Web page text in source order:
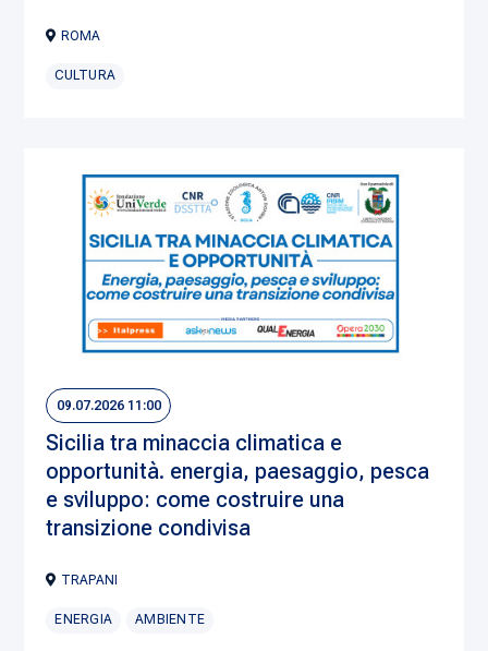
ROMA
CULTURA
09.07.2026 11:00
Sicilia tra minaccia climatica e
opportunità. energia, paesaggio, pesca
e sviluppo: come costruire una
transizione condivisa
TRAPANI
ENERGIA AMBIENTE